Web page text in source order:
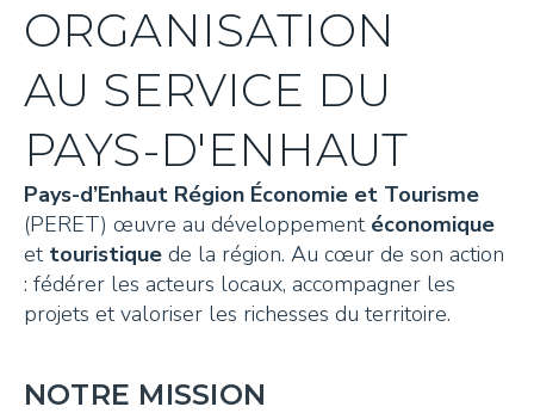
ORGANISATION
AU SERVICE DU
PAYS-D'ENHAUT
Pays-d’Enhaut Région Économie et Tourisme
(PERET) œuvre au développement économique
et touristique de la région. Au cœur de son action
: fédérer les acteurs locaux, accompagner les
projets et valoriser les richesses du territoire.
NOTRE MISSION